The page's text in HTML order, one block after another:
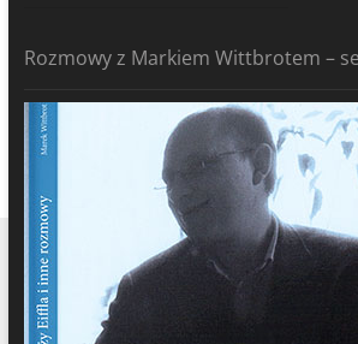
Rozmowy z Markiem Wittbrotem –